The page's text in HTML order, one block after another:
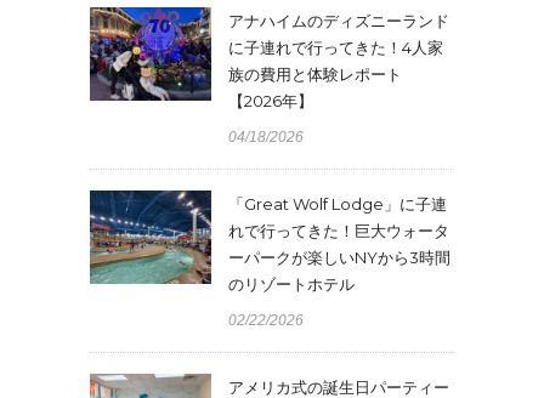
アナハイムのディズニーランド
に子連れで行ってきた！4人家
族の費用と体験レポート
【2026年】
04/18/2026
「Great Wolf Lodge」に子連
れで行ってきた！巨大ウォータ
ーパークが楽しいNYから3時間
のリゾートホテル
02/22/2026
アメリカ式の誕生日パーティー